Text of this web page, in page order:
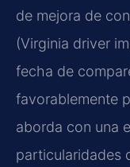
de mejora de
(Virginia driver
fecha de
favorablemente
aborda con una
particularidades